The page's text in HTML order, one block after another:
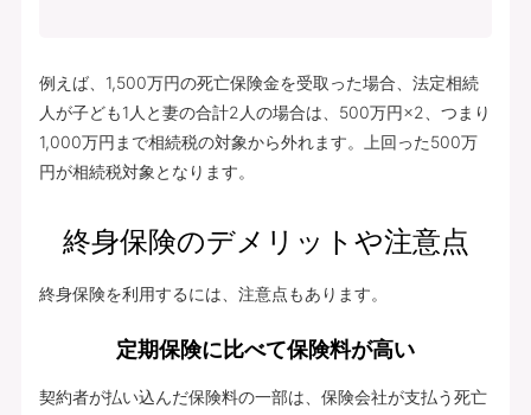
例えば、1,500万円の死亡保険金を受取った場合、法定相続
人が子ども1人と妻の合計2人の場合は、500万円×2、つまり
1,000万円まで相続税の対象から外れます。上回った500万
円が相続税対象となります。
終身保険のデメリットや注意点
終身保険を利用するには、注意点もあります。
定期保険に比べて保険料が高い
契約者が払い込んだ保険料の一部は、保険会社が支払う死亡